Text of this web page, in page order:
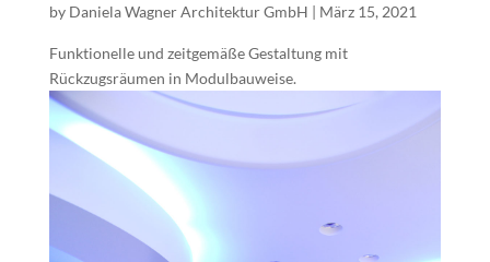
by Daniela Wagner Architektur GmbH | März 15, 2021
Funktionelle und zeitgemäße Gestaltung mit
Rückzugsräumen in Modulbauweise.